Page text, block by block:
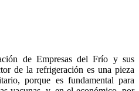
de Empresas del Frío y sus
de la refrigeración es una pieza
porque es fundamental para